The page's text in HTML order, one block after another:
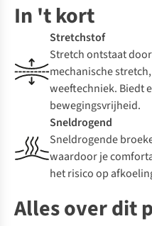
In 't kort
Stretchstof
Stretch ontstaat
mechanische
weeftechniek. Biedt
bewegingsvrijheid.
Sneldrogend
Sneldrogende
waardoor je
het risico op
Alles over dit